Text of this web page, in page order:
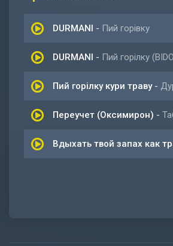
DURMANI - Пий горівку
DURMANI - Пий горілку
Пий горілку кури траву-
Переучет (Оксимирон) -